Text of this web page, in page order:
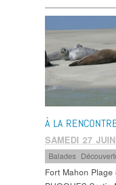
À LA
SAMEDI 27
Balades
Fort Mahon Plage